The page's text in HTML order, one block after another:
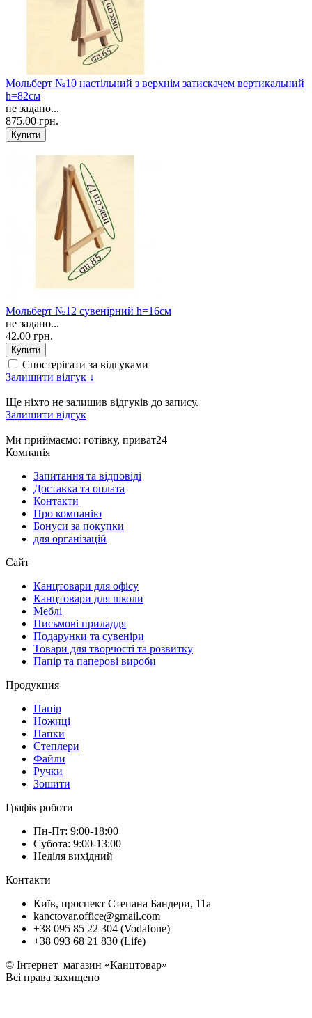
Мольберт №10 настільний з верхнім затискачем вертикальний
h=82cм
не задано...
875.00 грн.
Мольберт №12 сувенірний h=16см
не задано...
42.00 грн.
Спостерігати за відгуками
Залишити відгук ↓
Ще ніхто не залишив відгуків до запису.
Залишити відгук
Ми приймаємо: готівку, приват24
Компанія
Запитання та відповіді
Доставка та оплата
Контакти
Про компанію
Бонуси за покупки
для організацій
Сайт
Канцтовари для офісу
Канцтовари для школи
Меблі
Письмові приладдя
Подарунки та сувеніри
Товари для творчості та розвитку
Папір та паперові вироби
Продукция
Папір
Ножиці
Папки
Степлери
Файли
Ручки
Зошити
Графік роботи
Пн-Пт: 9:00-18:00
Субота: 9:00-13:00
Неділя вихідний
Контакти
Київ, проспект Степана Бандери, 11а
kanctovar.office@gmail.com
+38 095 85 22 304 (Vodafone)
+38 093 68 21 830 (Life)
© Інтернет–магазин «Канцтовар»
Всі права захищено